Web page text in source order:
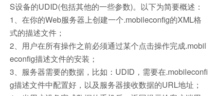
S设备的UDID(包括其他的一些参数)。以下为简要概述：
1、在你的Web服务器上创建一个.mobileconfig的XML格
式的描述文件；
2、用户在所有操作之前必须通过某个点击操作完成.mobil
econfig描述文件的安装；
3、服务器需要的数据，比如：UDID，需要在.mobileconfi
g描述文件中配置好，以及服务器接收数据的URL地址；